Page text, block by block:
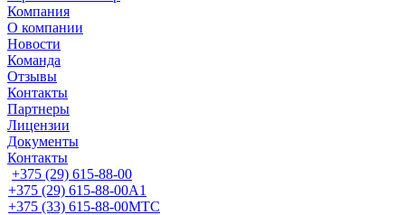
Компания
О компании
Новости
Команда
Отзывы
Контакты
Партнеры
Лицензии
Документы
Контакты
+375 (29) 615-88-00
+375 (29) 615-88-00A1
+375 (33) 615-88-00МТС